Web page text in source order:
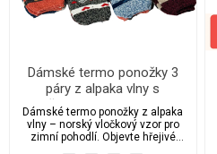
Dámské termo ponožky 3
páry z alpaka vlny s
tradičním pleteným vzorem
vločky
Dámské termo ponožky z alpaka
vlny – norský vločkový vzor pro
zimní pohodlí. Objevte hřejivé